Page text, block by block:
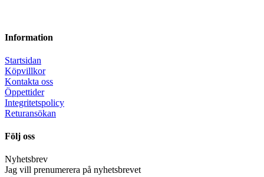
Information
Startsidan
Köpvillkor
Kontakta oss
Öppettider
Integritetspolicy
Returansökan
Följ oss
Nyhetsbrev
Jag vill prenumerera på nyhetsbrevet